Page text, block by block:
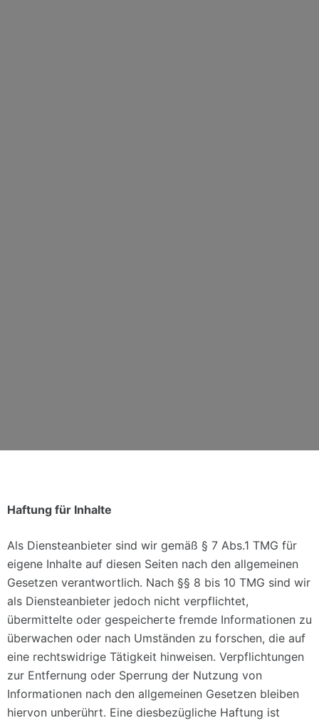
Haftung für Inhalte
Als Diensteanbieter sind wir gemäß § 7 Abs.1 TMG für
eigene Inhalte auf diesen Seiten nach den allgemeinen
Gesetzen verantwortlich. Nach §§ 8 bis 10 TMG sind wir
als Diensteanbieter jedoch nicht verpflichtet,
übermittelte oder gespeicherte fremde Informationen zu
überwachen oder nach Umständen zu forschen, die auf
eine rechtswidrige Tätigkeit hinweisen. Verpflichtungen
zur Entfernung oder Sperrung der Nutzung von
Informationen nach den allgemeinen Gesetzen bleiben
hiervon unberührt. Eine diesbezügliche Haftung ist